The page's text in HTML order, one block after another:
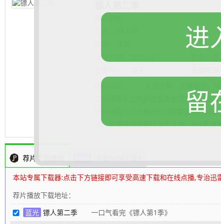
最近更新：
地区：
上映日期：
剧情介绍：
刀马受故友之托护送乱党魁首知世郎抵
他的身后一只仇恨的独目紧紧跟随，前
下，看刀马如何搅动血色江湖！80s高清
.......... 展开更多
荐片下载播放
本站专属下载器:点击下方链接即可享受高速下载和在线点播,专治迅
荐片播放下载地址：
蓝光 镖人第二季 一口气看完《镖人第1季》
进
留